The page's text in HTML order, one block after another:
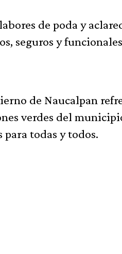
de poda y
seguros y
de Naucalpan
verdes del
para todas y todos.